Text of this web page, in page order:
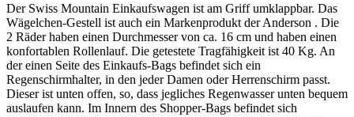
Der Swiss Mountain Einkaufswagen ist am Griff umklappbar. Das
Wägelchen-Gestell ist auch ein Markenprodukt der Anderson . Die
2 Räder haben einen Durchmesser von ca. 16 cm und haben einen
konfortablen Rollenlauf. Die getestete Tragfähigkeit ist 40 Kg. An
der einen Seite des Einkaufs-Bags befindet sich ein
Regenschirmhalter, in den jeder Damen oder Herrenschirm passt.
Dieser ist unten offen, so, dass jegliches Regenwasser unten bequem
auslaufen kann. Im Innern des Shopper-Bags befindet sich